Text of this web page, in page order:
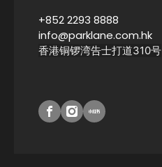
+852 2293 8888
info@parklane.com.hk
香港铜锣湾告士打道310号